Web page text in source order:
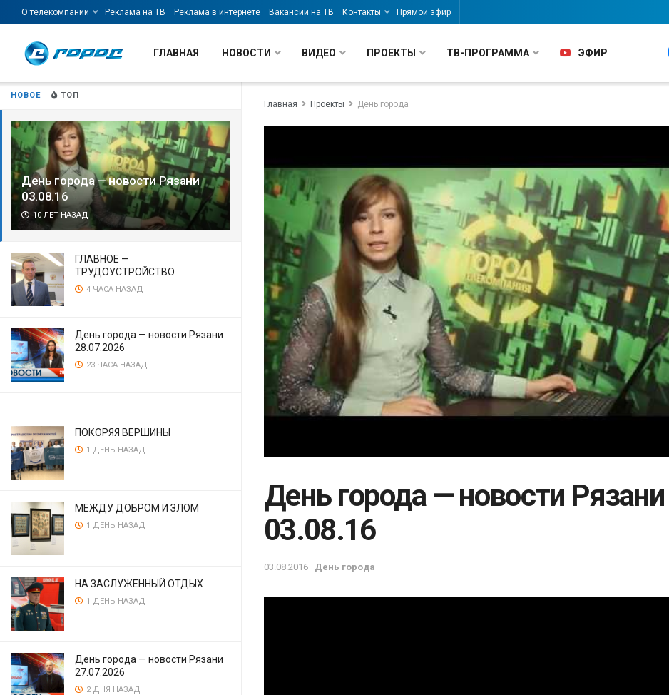
НОВОЕ ТОП
День города — новости Рязани
03.08.16
10 ЛЕТ НАЗАД
ГЛАВНОЕ —
ТРУДОУСТРОЙСТВО
4 ЧАСА НАЗАД
День города — новости Рязани
28.07.2026
23 ЧАСА НАЗАД
ПОКОРЯЯ ВЕРШИНЫ
1 ДЕНЬ НАЗАД
МЕЖДУ ДОБРОМ И ЗЛОМ
1 ДЕНЬ НАЗАД
НА ЗАСЛУЖЕННЫЙ ОТДЫХ
1 ДЕНЬ НАЗАД
День города — новости Рязани
27.07.2026
2 ДНЯ НАЗАД
О телекомпании Реклама на ТВ Реклама в интернете Вакансии на ТВ Контакты Прямой эфир
ГЛАВНАЯ НОВОСТИ ВИДЕО ПРОЕКТЫ ТВ-ПРОГРАММА ЭФИР
Главная Проекты День города
День города — новости Рязани
03.08.16
03.08.2016 День города